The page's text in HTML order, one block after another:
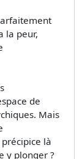
la peur,
de
Mais
là
y plonger ?